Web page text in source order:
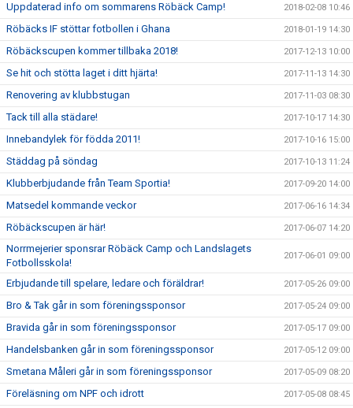
Uppdaterad info om sommarens Röbäck Camp! 2018-02-08 10:46
Röbäcks IF stöttar fotbollen i Ghana 2018-01-19 14:30
Röbäckscupen kommer tillbaka 2018! 2017-12-13 10:00
Se hit och stötta laget i ditt hjärta! 2017-11-13 14:30
Renovering av klubbstugan 2017-11-03 08:30
Tack till alla städare! 2017-10-17 14:30
Innebandylek för födda 2011! 2017-10-16 15:00
Städdag på söndag 2017-10-13 11:24
Klubberbjudande från Team Sportia! 2017-09-20 14:00
Matsedel kommande veckor 2017-06-16 14:34
Röbäckscupen är här! 2017-06-07 14:20
Norrmejerier sponsrar Röbäck Camp och Landslagets
Fotbollsskola!
2017-06-01 09:00
Erbjudande till spelare, ledare och föräldrar! 2017-05-26 09:00
Bro & Tak går in som föreningssponsor 2017-05-24 09:00
Bravida går in som föreningssponsor 2017-05-17 09:00
Handelsbanken går in som föreningssponsor 2017-05-12 09:00
Smetana Måleri går in som föreningssponsor 2017-05-09 08:20
Föreläsning om NPF och idrott 2017-05-08 08:45